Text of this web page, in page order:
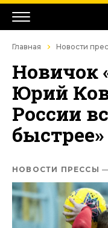
Главная Новости
Новичок
Юрий
России
быстрее»
НОВОСТИ ПРЕССЫ